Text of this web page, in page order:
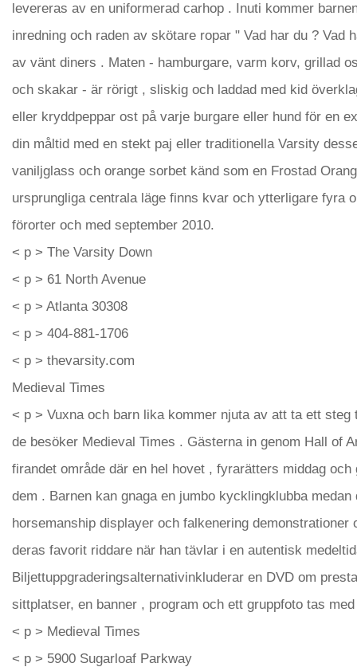
levereras av en uniformerad carhop . Inuti kommer
inredning och raden av skötare ropar " Vad har du ? Vad
av vänt diners . Maten - hamburgare, varm korv, grillad
och skakar - är rörigt , sliskig och laddad med kid
eller kryddpeppar ost på varje burgare eller hund för en
din måltid med en stekt paj eller traditionella Varsity
vaniljglass och orange sorbet känd som en Frostad
ursprungliga centrala läge finns kvar och ytterligare fyra
förorter och med september 2010.
< p > The Varsity Down
< p > 61 North Avenue
< p > Atlanta 30308
< p > 404-881-1706
< p > thevarsity.com
Medieval Times
< p > Vuxna och barn lika kommer njuta av att ta ett steg
de besöker Medieval Times . Gästerna in genom Hall of
firandet område där en hel hovet , fyrarätters middag och
dem . Barnen kan gnaga en jumbo kycklingklubba medan
horsemanship displayer och falkenering demonstrationer
deras favorit riddare när han tävlar i en autentisk
Biljettuppgraderingsalternativinkluderar en DVD om
sittplatser, en banner , program och ett gruppfoto tas
< p > Medieval Times
< p > 5900 Sugarloaf Parkway